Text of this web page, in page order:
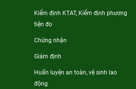
Kiểm định KTAT, Kiểm định phương
tiện đo
Chứng nhận
Giám định
Huấn luyện an toàn, vệ sinh lao
động